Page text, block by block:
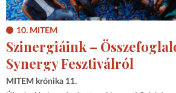
10. MITEM
Szinergiáink –
Synergy Fesztiválról
MITEM krónika 11.